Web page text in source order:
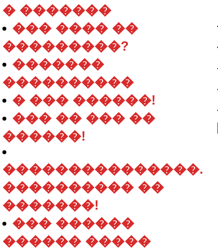
� �������
��� ���� ��
���������?
�������
����������
� ��� ������!
��� �� ��� ��
������!
���������������.
���������� ��
�������!
��� ������
������ �����